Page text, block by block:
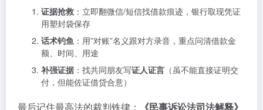
证据抢救 ：立即翻微信/短信找借款痕迹，银行取现凭证
用塑封袋保存
话术钓鱼 ：用”对账”名义跟对方录音，重点问清借款金
额、时间、用途
补强证据 ：找共同朋友写证人证言 （虽不能直接证明交
付，但能佐证借贷合意）
最后记住最高法的裁判铁律：
《民事诉讼法司法解释》